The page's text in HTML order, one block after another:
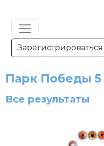
Зарегистрироваться
Парк Победы 5
Все результаты